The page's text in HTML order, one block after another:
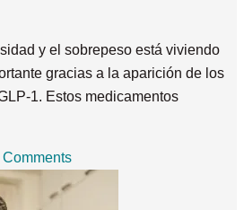
y el sobrepeso está viviendo
gracias a la aparición de los
1. Estos medicamentos
Comments